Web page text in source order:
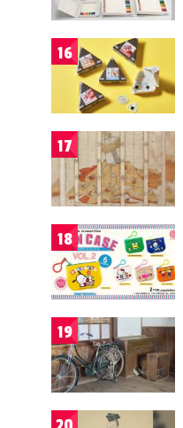
16
17
18
19